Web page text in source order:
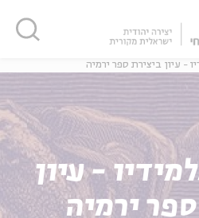
- עיון ביצירת ספר ירמיה
- עיון
ירמיה